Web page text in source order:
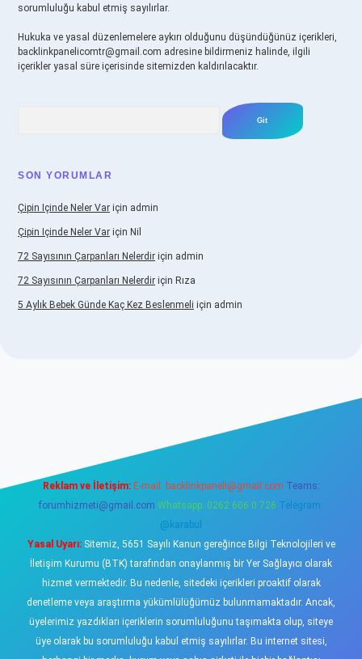
sorumluluğu kabul etmiş sayılırlar.
Hukuka ve yasal düzenlemelere aykırı olduğunu düşündüğünüz içerikleri,
backlinkpanelicomtr@gmail.com adresine bildirmeniz halinde, ilgili
içerikler yasal süre içerisinde sitemizden kaldırılacaktır.
SON YORUMLAR
Çipin Içinde Neler Var için admin
Çipin Içinde Neler Var için Nil
72 Sayısının Çarpanları Nelerdir için admin
72 Sayısının Çarpanları Nelerdir için Rıza
5 Aylık Bebek Günde Kaç Kez Beslenmeli için admin
Reklam ve İletişim: E-mail: backlinkpaneli@gmail.com Teams:
forumhizmeti@gmail.com Whatsapp: 0262 606 0 726 Telegram:
@karabul
Yasal Uyarı:Sitemiz, 5651 Sayılı Kanun gereğince Bilgi Teknolojileri ve
İletişim Kurumu (BTK) tarafından onaylanmış bir Yer Sağlayıcı olarak
hizmet vermektedir. Bu nedenle, sitedeki içerikleri proaktif olarak
denetleme veya araştırma yükümlülüğümüz bulunmamaktadır. Ancak,
üyelerimiz yazdıkları içeriklerin sorumluluğunu taşımakta olup, siteye
üye olarak bu sorumluluğu kabul etmiş sayılırlar. Bu internet sitesi,